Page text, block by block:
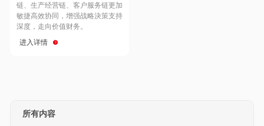
Hong Kong
链、生产经营链、客户服务链更加
敏捷高效协同，增强战略決策支持
深度，走向价值财务。
进入详情
所有内容